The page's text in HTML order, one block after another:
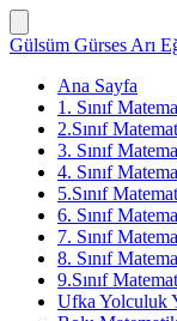
İçeriğe
atla
Arama
Çubuğunu
Göster/Gizle
Gülsüm Gürses Arı
Ana Sayfa
1. Sınıf
2.Sınıf
3. Sınıf
4. Sınıf
5.Sınıf
6. Sınıf
7. Sınıf
8. Sınıf
9.Sınıf
Ufka Yolculuk